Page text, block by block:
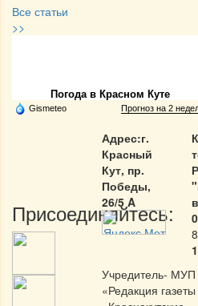
Все статьи
>>
Погода в Красном Куте
Gismeteo Прогноз на 2
Присоединяйтесь:
Адрес:г.
Красный
Кут, пр.
Победы,
26/5 A
Учредитель- МУП
«Редакция газеты